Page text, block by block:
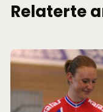
Relaterte